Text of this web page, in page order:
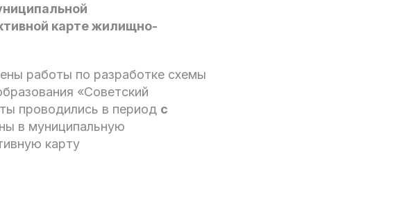
карте жилищно-
работы по разработке схемы
«Советский
проводились в период с
в муниципальную
карту